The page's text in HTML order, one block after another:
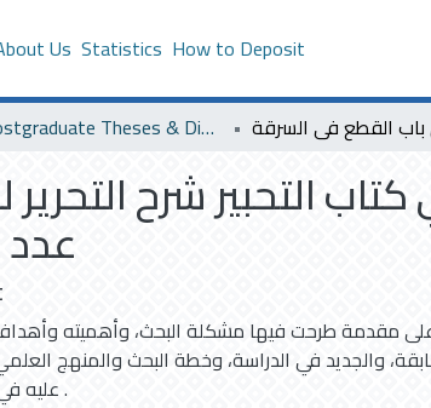
Us Statistics How to Deposit
Postgraduate Theses & Dissertations
التحبير شرح
مقدمة طرحت فيها مشكلة البحث، وأهميته
والجديد في الدراسة، وخطة البحث والمنهج
عليه في هذا البحث .